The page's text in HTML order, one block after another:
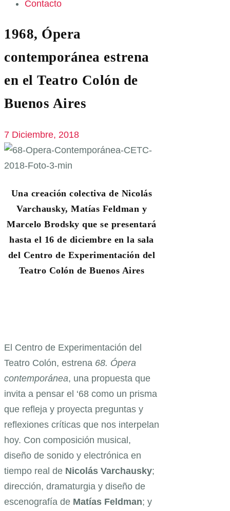
Contacto
1968, Ópera
contemporánea estrena
en el Teatro Colón de
Buenos Aires
7 Diciembre, 2018
Una creación colectiva de Nicolás
Varchausky, Matías Feldman y
Marcelo Brodsky que se presentará
hasta el 16 de diciembre en la sala
del Centro de Experimentación del
Teatro Colón de Buenos Aires
El Centro de Experimentación del
Teatro Colón, estrena 68. Ópera
contemporánea, una propuesta que
invita a pensar el ‘68 como un prisma
que refleja y proyecta preguntas y
reflexiones críticas que nos interpelan
hoy. Con composición musical,
diseño de sonido y electrónica en
tiempo real de Nicolás Varchausky;
dirección, dramaturgia y diseño de
escenografía de Matías Feldman; y